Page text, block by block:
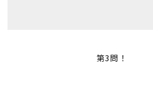
第3問！